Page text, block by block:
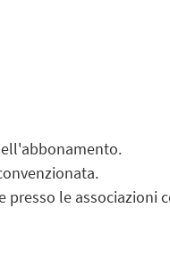
le associazioni